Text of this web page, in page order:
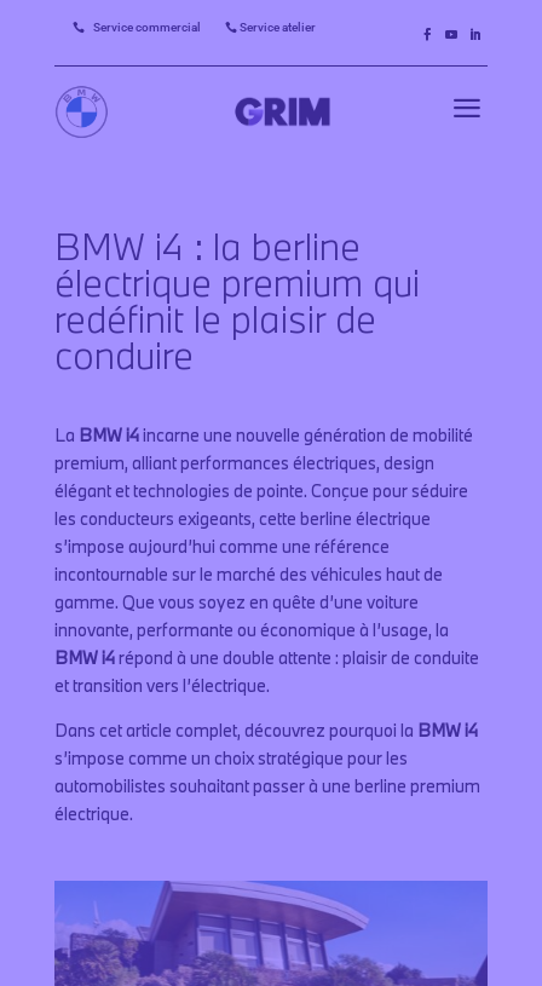
 Service commercial  Service atelier
a
BMW i4 : la berline
électrique premium qui
redéfinit le plaisir de
conduire
La BMW i4incarne une nouvelle génération de mobilité
premium, alliant performances électriques, design
élégant et technologies de pointe. Conçue pour séduire
les conducteurs exigeants, cette berline électrique
s’impose aujourd’hui comme une référence
incontournable sur le marché des véhicules haut de
gamme. Que vous soyez en quête d’une voiture
innovante, performante ou économique à l’usage, la
BMW i4répond à une double attente : plaisir de conduite
et transition vers l’électrique.
Dans cet article complet, découvrez pourquoi la BMW i4
s’impose comme un choix stratégique pour les
automobilistes souhaitant passer à une berline premium
électrique.